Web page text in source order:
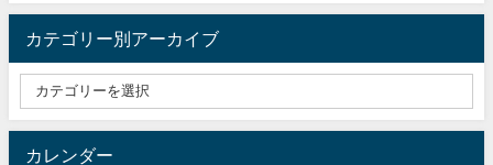
カテゴリー別アーカイブ
カレンダー